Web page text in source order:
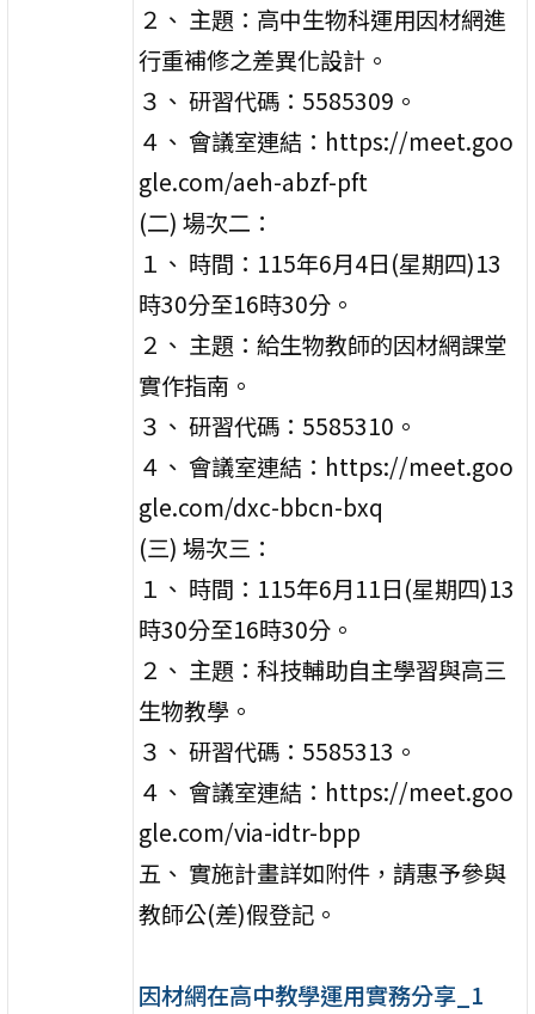
２、 主題：高中生物科運用因材網進
行重補修之差異化設計。
３、 研習代碼：5585309。
４、 會議室連結：https://meet.goo
gle.com/aeh-abzf-pft
(二) 場次二：
１、 時間：115年6月4日(星期四)13
時30分至16時30分。
２、 主題：給生物教師的因材網課堂
實作指南。
３、 研習代碼：5585310。
４、 會議室連結：https://meet.goo
gle.com/dxc-bbcn-bxq
(三) 場次三：
１、 時間：115年6月11日(星期四)13
時30分至16時30分。
２、 主題：科技輔助自主學習與高三
生物教學。
３、 研習代碼：5585313。
４、 會議室連結：https://meet.goo
gle.com/via-idtr-bpp
五、 實施計畫詳如附件，請惠予參與
教師公(差)假登記。
因材網在高中教學運用實務分享_1